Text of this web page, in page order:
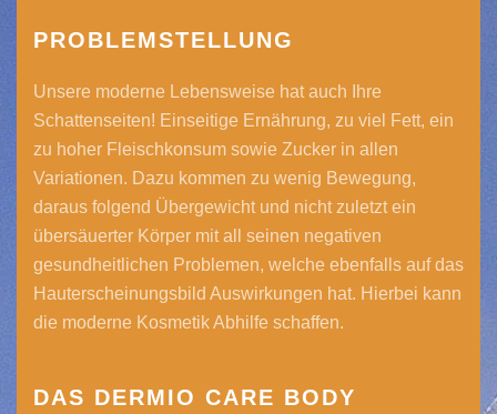
PROBLEMSTELLUNG
Unsere moderne Lebensweise hat auch Ihre
Schattenseiten! Einseitige Ernährung, zu viel Fett, ein
zu hoher Fleischkonsum sowie Zucker in allen
Variationen. Dazu kommen zu wenig Bewegung,
daraus folgend Übergewicht und nicht zuletzt ein
übersäuerter Körper mit all seinen negativen
gesundheitlichen Problemen, welche ebenfalls auf das
Hauterscheinungsbild Auswirkungen hat. Hierbei kann
die moderne Kosmetik Abhilfe schaffen.
DAS DERMIO CARE BODY